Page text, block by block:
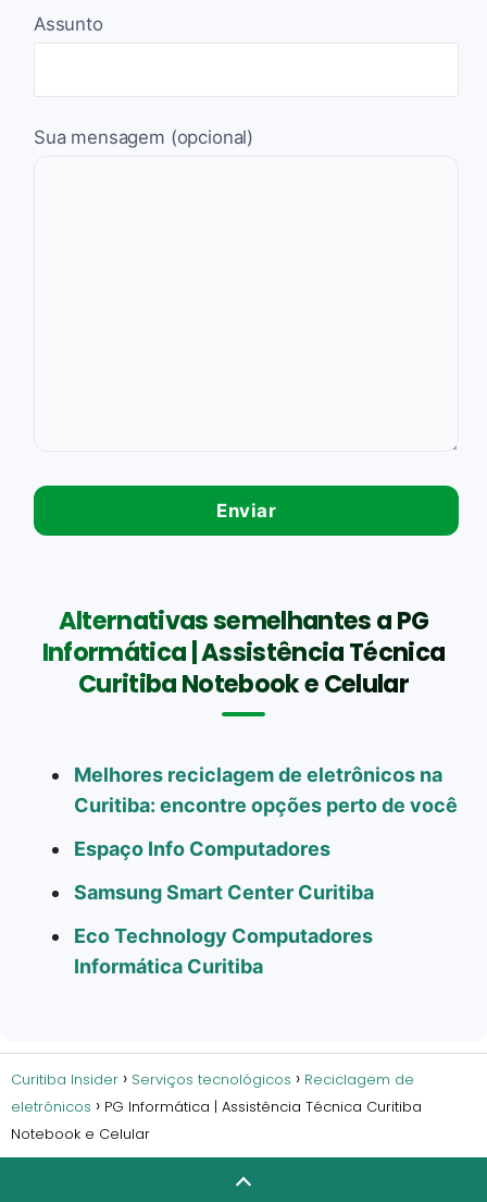
Assunto
Sua mensagem (opcional)
Alternativas semelhantes a PG
Informática | Assistência Técnica
Curitiba Notebook e Celular
Melhores reciclagem de eletrônicos na
Curitiba: encontre opções perto de você
Espaço Info Computadores
Samsung Smart Center Curitiba
Eco Technology Computadores
Informática Curitiba
Curitiba Insider Serviços tecnológicos
Reciclagem de
eletrônicos
PG Informática | Assistência Técnica Curitiba
Notebook e Celular